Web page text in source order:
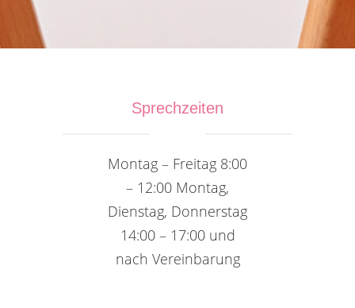
Sprechzeiten
Montag – Freitag 8:00
– 12:00 Montag,
Dienstag, Donnerstag
14:00 – 17:00 und
nach Vereinbarung